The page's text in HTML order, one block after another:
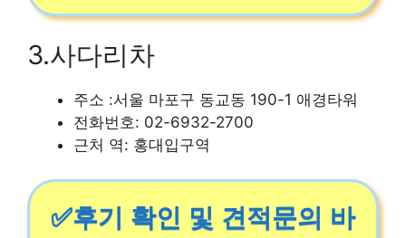
3.사다리차
주소 :서울 마포구 동교동 190-1 애경타워
전화번호: 02-6932-2700
근처 역: 홍대입구역
✅후기 확인 및 견적문의 바